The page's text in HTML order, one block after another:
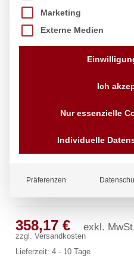
clarix
358,17€ exkl.
zzgl.Versandkosten
Lieferzeit:4 - 10 Tage
Marketing
Externe Medien
Ich
Nur essenzielle
Individuelle
Präferenzen